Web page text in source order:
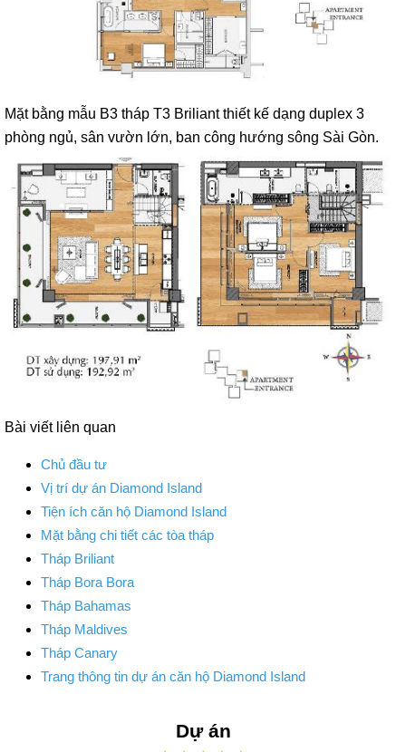
Mặt bằng mẫu B3 tháp T3 Briliant thiết kế dạng duplex 3
phòng ngủ, sân vườn lớn, ban công hướng sông Sài Gòn.
Bài viết liên quan
Chủ đầu tư
Vị trí dự án Diamond Island
Tiện ích căn hộ Diamond Island
Mặt bằng chi tiết các tòa tháp
Tháp Briliant
Tháp Bora Bora
Tháp Bahamas
Tháp Maldives
Tháp Canary
Trang thông tin dự án căn hộ Diamond Island
Dự án